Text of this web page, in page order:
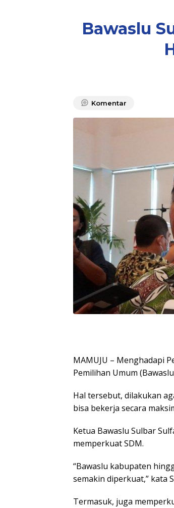
Bawaslu
Komentar
MAMUJU – Menghadapi
Pemilihan Umum
Hal tersebut, dilakukan
bisa bekerja secara
Ketua Bawaslu Sulbar
memperkuat SDM.
“Bawaslu kabupaten
semakin diperkuat,” kata
Termasuk, juga